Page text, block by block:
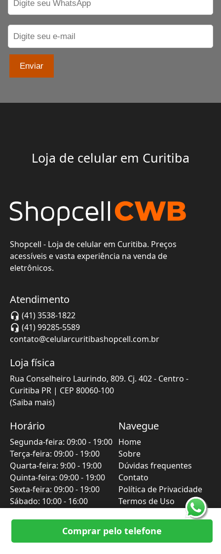
Comprar pelo telefone
Enviar
Loja de celular em Curitiba
Shopcell - Loja de celular em Curitiba. Preços
acessíveis e vasta experiência na venda de
eletrônicos.
Atendimento
(41) 3538-1822
(41) 99285-5589
contato@celularcuritibashopcell.com.br
Loja física
Rua Conselheiro Laurindo, 809. Cj. 402 - Centro -
Curitiba PR | CEP 80060-100
(Saiba mais)
Horário
Segunda-feira: 09:00- 19:00
Terça-feira: 09:00- 19:00
Quarta-feira: 9:00- 19:00
Quinta-feira: 09:00- 19:00
Sexta-feira: 09:00- 19:00
Sábado: 10:00- 16:00
Navegue
Home
Sobre
Dúvidas frequentes
Contato
Política de Privacidade
Termos de Uso
Formas de Pagamento